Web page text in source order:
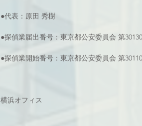
●代表：原田 秀樹
●探偵業届出番号：東京都公安委員会 第
●探偵業開始番号：東京都公安委員会 第
横浜オフィス